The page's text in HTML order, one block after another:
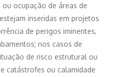
ocupação de áreas de
inseridas em projetos
de perigos iminentes,
nos casos de
de risco estrutural ou
catástrofes ou calamidade